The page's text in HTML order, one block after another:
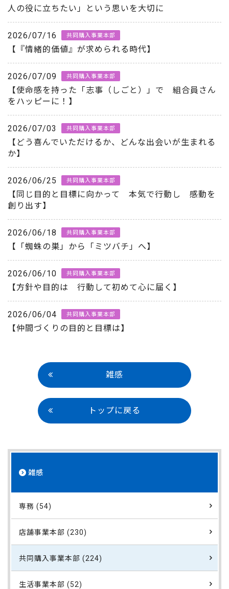
人の役に立ちたい」という思いを大切に
2026/07/16 共同購入事業本部
【『情緒的価値』が求められる時代】
2026/07/09 共同購入事業本部
【使命感を持った「志事（しごと）」で 組合員さん
をハッピーに！】
2026/07/03 共同購入事業本部
【どう喜んでいただけるか、どんな出会いが生まれる
か】
2026/06/25 共同購入事業本部
【同じ目的と目標に向かって 本気で行動し 感動を
創り出す】
2026/06/18 共同購入事業本部
【「蜘蛛の巣」から「ミツバチ」へ】
2026/06/10 共同購入事業本部
【方針や目的は 行動して初めて心に届く】
2026/06/04 共同購入事業本部
【仲間づくりの目的と目標は】
雑感
トップに戻る
雑感
専務 (54)
店舗事業本部 (230)
共同購入事業本部 (224)
生活事業本部 (52)